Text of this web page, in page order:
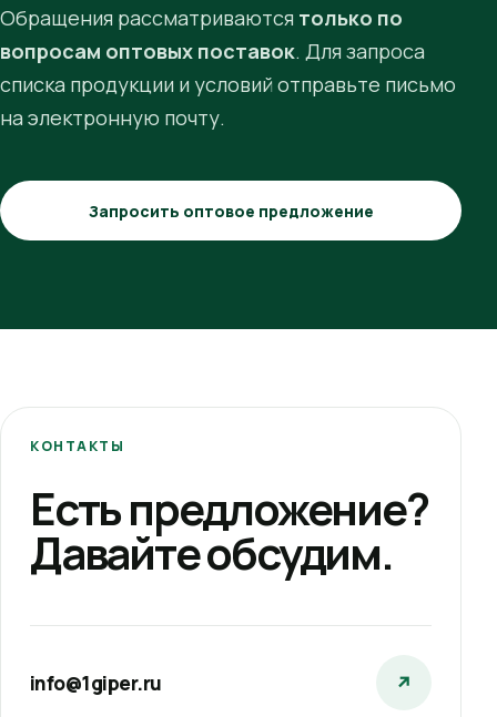
Обращения рассматриваются только по
вопросам оптовых поставок. Для запроса
списка продукции и условий отправьте письмо
на электронную почту.
Запросить оптовое предложение
КОНТАКТЫ
Есть предложение?
Давайте обсудим.
info@1giper.ru ↗